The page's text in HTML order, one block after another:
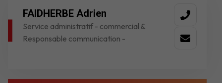
FAIDHERBE Adrien
Service administratif - commercial &
Responsable communication -